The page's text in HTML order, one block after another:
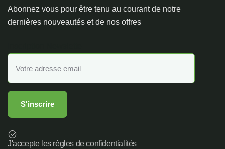
Abonnez vous pour être tenu au courant de notre
dernières nouveautés et de nos offres
J'accepte les règles de confidentialités